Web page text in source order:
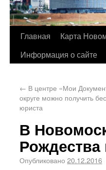
Главная Карта
Информация о сайте
← В центре «Мои
округе можно получить
юриста
В
Опубликовано 20.12.2016